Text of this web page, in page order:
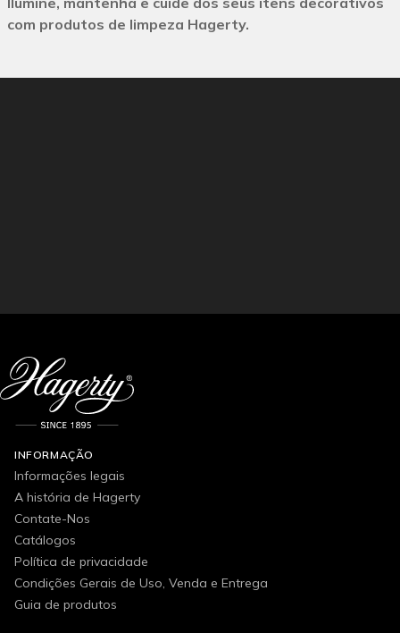
com produtos de limpeza Hagerty.
INFORMAÇÃO
Informações legais
A história de Hagerty
Contate-Nos
Catálogos
Política de privacidade
Condições Gerais de Uso, Venda e Entrega
Guia de produtos